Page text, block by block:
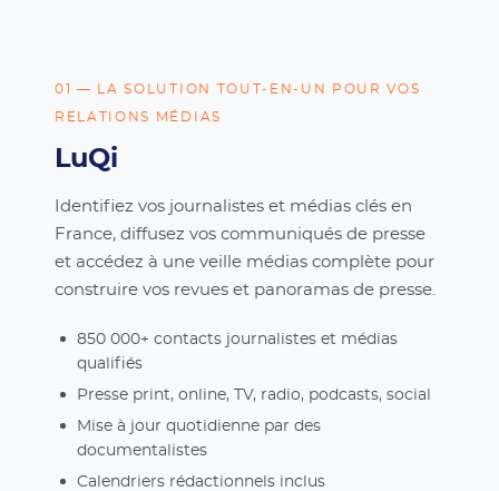
01 — LA SOLUTION TOUT-EN-UN POUR VOS
RELATIONS MÉDIAS
LuQi
Identifiez vos journalistes et médias clés en
France, diffusez vos communiqués de presse
et accédez à une veille médias complète pour
construire vos revues et panoramas de presse.
850 000+ contacts journalistes et médias
qualifiés
Presse print, online, TV, radio, podcasts, social
Mise à jour quotidienne par des
documentalistes
Calendriers rédactionnels inclus